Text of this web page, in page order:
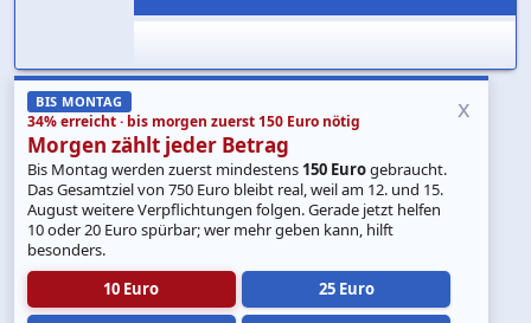
BIS MONTAG
34% erreicht · bis morgen zuerst 150 Euro nötig
Morgen zählt jeder Betrag
Bis Montag werden zuerst mindestens 150 Eurogebraucht.
Das Gesamtziel von 750 Euro bleibt real, weil am 12. und 15.
August weitere Verpflichtungen folgen. Gerade jetzt helfen
10 oder 20 Euro spürbar; wer mehr geben kann, hilft
besonders.
10 Euro
25 Euro
x